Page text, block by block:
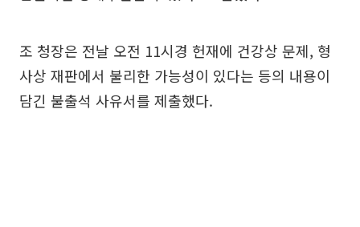
조 청장은 전날 오전 11시경 헌재에 건강상 문제, 형
사상 재판에서 불리한 가능성이 있다는 등의 내용이
담긴 불출석 사유서를 제출했다.